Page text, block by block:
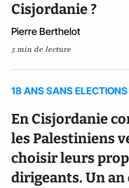
Cisjordanie ?
Pierre Berthelot
5 min de lecture
18 ANS SANS ELECTIONS
En Cisjordanie
les Palestiniens
choisir leurs
dirigeants. Un an